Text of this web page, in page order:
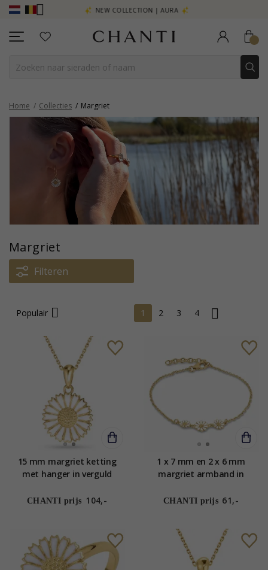
- KLIK HIER NEW COLLECTION | AURA
Home Collecties Margriet
Margriet
Filteren
Populair 1 2 3 4
15 mm margriet ketting
met hanger in verguld
CHANTI prijs 104,-
1 x 7 mm en 2 x 6 mm
margriet armband in
Maggie
CHANTI prijs 61,-